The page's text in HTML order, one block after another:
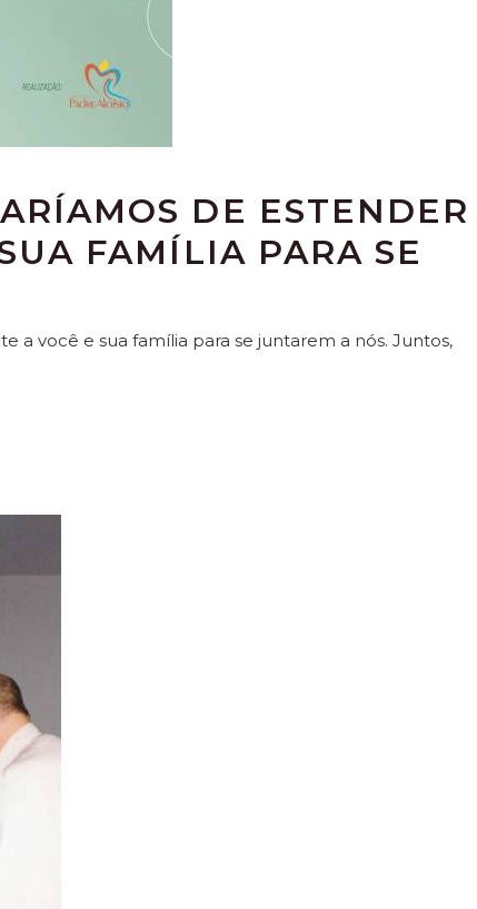
DE
FAMÍLIA PARA SE
a você e sua família para se juntarem a nós. Juntos,